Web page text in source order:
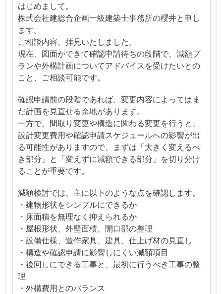
はじめまして。
株式会社建総合企画一級建築士事務所の櫻井と申し
ます。
ご相談内容、拝見いたしました。
現在、図面ができて確認申請待ちの段階で、減額プ
ランや外構計画についてアドバイスを受けたいとの
こと、ご相談可能です。
確認申請前の段階であれば、変更内容によってはま
だ計画を見直せる余地があります。
一方で、間取り変更や構造に関わる変更を行うと、
設計変更費用や確認申請スケジュールへの影響が出
る可能性がありますので、まずは「大きく変えるべ
き部分」と「変えずに減額できる部分」を切り分け
ることが重要です。
減額検討では、主に以下のような点を確認します。
・建物形状をシンプルにできるか
・床面積を無理なく抑えられるか
・屋根形状、外壁面積、開口部の整理
・設備仕様、造作家具、建具、仕上げ材の見直し
・構造や確認申請に影響しにくい減額項目
・後回しにできる工事と、最初に行うべき工事の整
理
・外構費用とのバランス